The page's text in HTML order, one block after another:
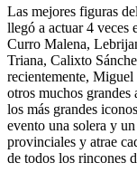
Las mejores figuras
llegó a actuar 4 veces
Curro Malena,
Triana, Calixto
recientemente,
otros muchos grandes
los más grandes
evento una solera y
provinciales y atrae
de todos los rincones